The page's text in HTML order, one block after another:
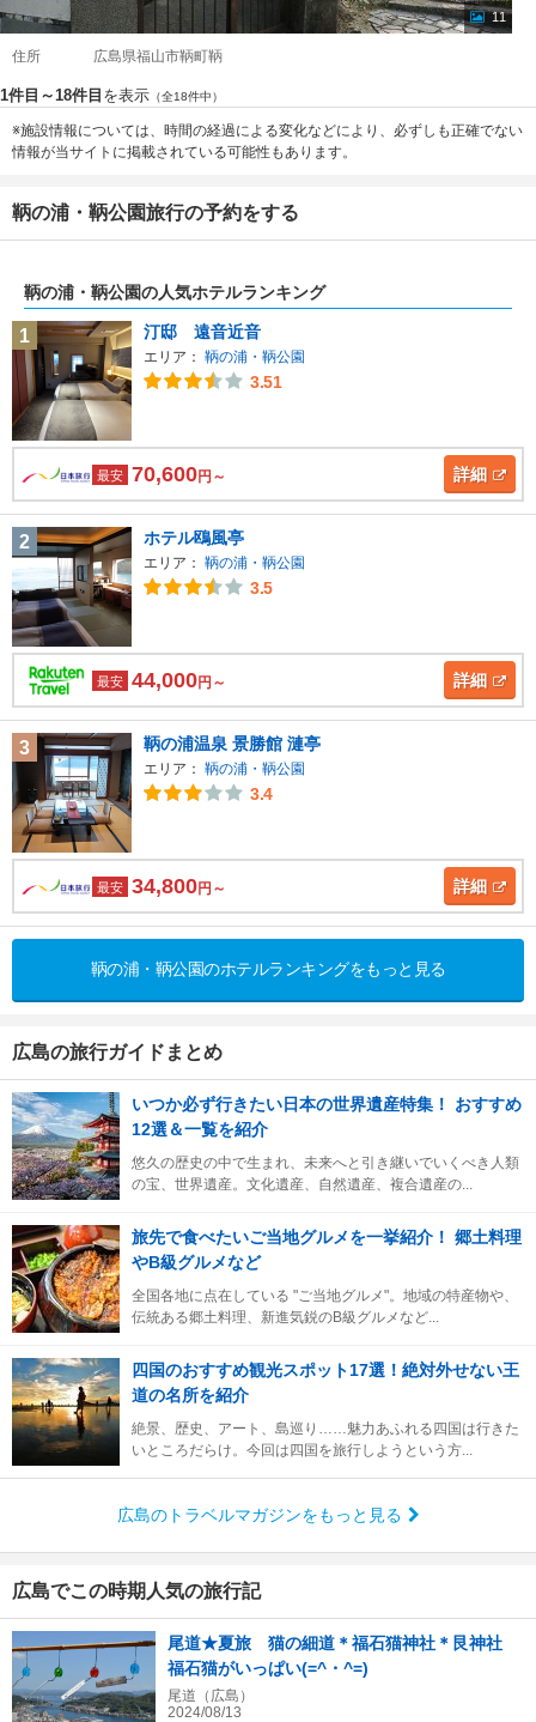
11
住所 広島県福山市鞆町鞆
1件目～18件目 を表示 （全18件中）
※施設情報については、時間の経過による変化などにより、必ずしも正確でない
情報が当サイトに掲載されている可能性もあります。
鞆の浦・鞆公園旅行の予約をする
鞆の浦・鞆公園の人気ホテルランキング
1 汀邸 遠音近音
エリア： 鞆の浦・鞆公園
3.51
最安 70,600円～ 詳細
2 ホテル鴎風亭
エリア： 鞆の浦・鞆公園
3.5
最安 44,000円～ 詳細
3 鞆の浦温泉 景勝館 漣亭
エリア： 鞆の浦・鞆公園
3.4
最安 34,800円～ 詳細
鞆の浦・鞆公園のホテルランキングをもっと見る
広島の旅行ガイドまとめ
いつか必ず行きたい日本の世界遺産特集！ おすすめ
12選＆一覧を紹介
悠久の歴史の中で生まれ、未来へと引き継いでいくべき人類
の宝、世界遺産。文化遺産、自然遺産、複合遺産の...
旅先で食べたいご当地グルメを一挙紹介！ 郷土料理
やB級グルメなど
全国各地に点在している "ご当地グルメ"。地域の特産物や、
伝統ある郷土料理、新進気鋭のB級グルメなど...
四国のおすすめ観光スポット17選！絶対外せない王
道の名所を紹介
絶景、歴史、アート、島巡り……魅力あふれる四国は行きた
いところだらけ。今回は四国を旅行しようという方...
広島のトラベルマガジンをもっと見る
広島でこの時期人気の旅行記
尾道★夏旅 猫の細道＊福石猫神社＊艮神社
福石猫がいっぱい(=^・^=)
尾道（広島）
2024/08/13